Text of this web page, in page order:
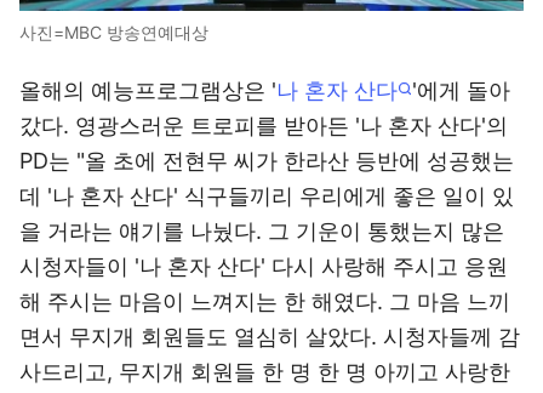
사진=MBC 방송연예대상
올해의 예능프로그램상은 '나 혼자 산다
'에게 돌아
갔다. 영광스러운 트로피를 받아든 '나 혼자 산다'의
PD는 "올 초에 전현무 씨가 한라산 등반에 성공했는
데 '나 혼자 산다' 식구들끼리 우리에게 좋은 일이 있
을 거라는 얘기를 나눴다. 그 기운이 통했는지 많은
시청자들이 '나 혼자 산다' 다시 사랑해 주시고 응원
해 주시는 마음이 느껴지는 한 해였다. 그 마음 느끼
면서 무지개 회원들도 열심히 살았다. 시청자들께 감
사드리고, 무지개 회원들 한 명 한 명 아끼고 사랑한